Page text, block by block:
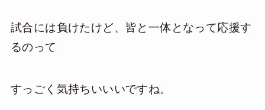
試合には負けたけど、皆と一体となって応援す
るのって
すっごく気持ちいいいですね。